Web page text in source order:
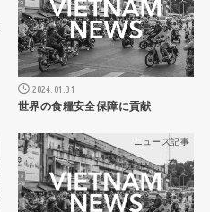
2024.01.31
世界の食糧安全保障に貢献
ニュース記事